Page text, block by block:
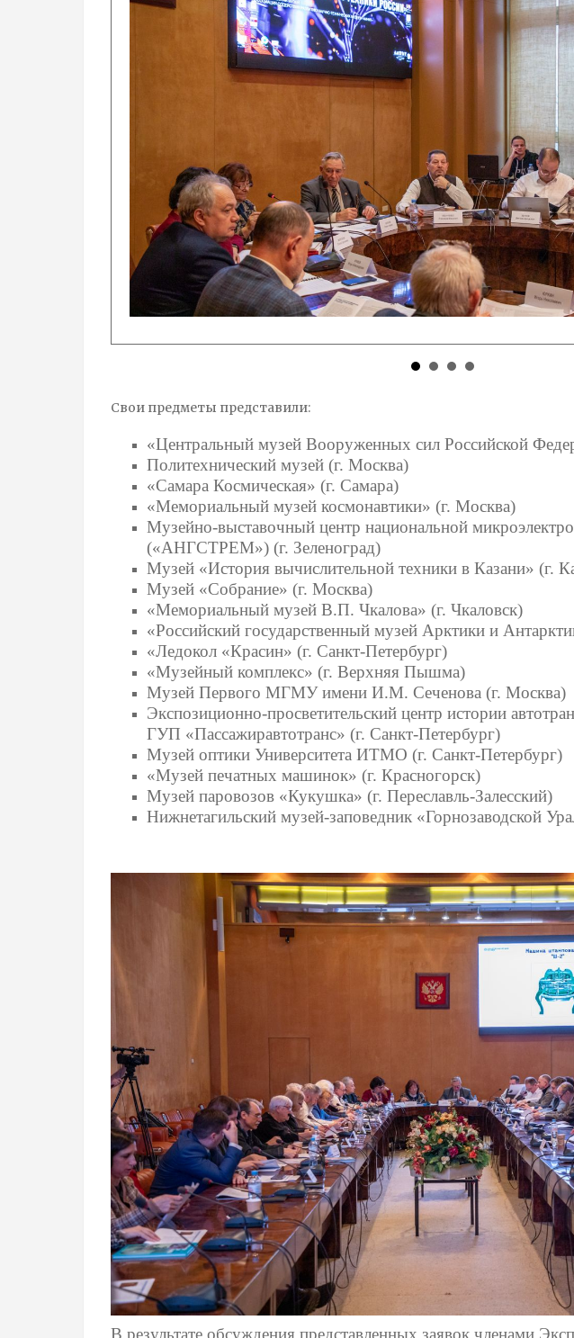
Свои предметы представили:
«Центральный музей Вооруженных сил Российской
Политехнический музей (г. Москва)
«Самара Космическая» (г. Самара)
«Мемориальный музей космонавтики» (г. Москва)
Музейно-выставочный центр национальной
(«АНГСТРЕМ») (г. Зеленоград)
Музей «История вычислительной техники в Казани» (г.
Музей «Собрание» (г. Москва)
«Мемориальный музей В.П. Чкалова» (г. Чкаловск)
«Российский государственный музей Арктики и
«Ледокол «Красин» (г. Санкт-Петербург)
«Музейный комплекс» (г. Верхняя Пышма)
Музей Первого МГМУ имени И.М. Сеченова (г. Москва)
Экспозиционно-просветительский центр истории
ГУП «Пассажиравтотранс» (г. Санкт-Петербург)
Музей оптики Университета ИТМО (г. Санкт-Петербург)
«Музей печатных машинок» (г. Красногорск)
Музей паровозов «Кукушка» (г. Переславль-Залесский)
Нижнетагильский музей-заповедник «Горнозаводской